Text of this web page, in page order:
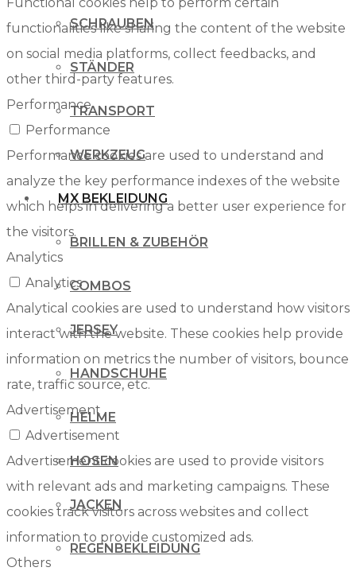
SCHRAUBEN
STÄNDER
TRANSPORT
WERKZEUG
MX BEKLEIDUNG
BRILLEN & ZUBEHÖR
COMBOS
JERSEY
HANDSCHUHE
HELME
HOSEN
JACKEN
REGENBEKLEIDUNG
functionalities like sharing the content of the website
on social media platforms, collect feedbacks, and
other third-party features.
Performance
Performance
Performance cookies are used to understand and
analyze the key performance indexes of the website
which helps in delivering a better user experience for
the visitors.
Analytics
Analytics
Analytical cookies are used to understand how visitors
interact with the website. These cookies help provide
information on metrics the number of visitors, bounce
rate, traffic source, etc.
Advertisement
Advertisement
Advertisement cookies are used to provide visitors
with relevant ads and marketing campaigns. These
cookies track visitors across websites and collect
information to provide customized ads.
Others